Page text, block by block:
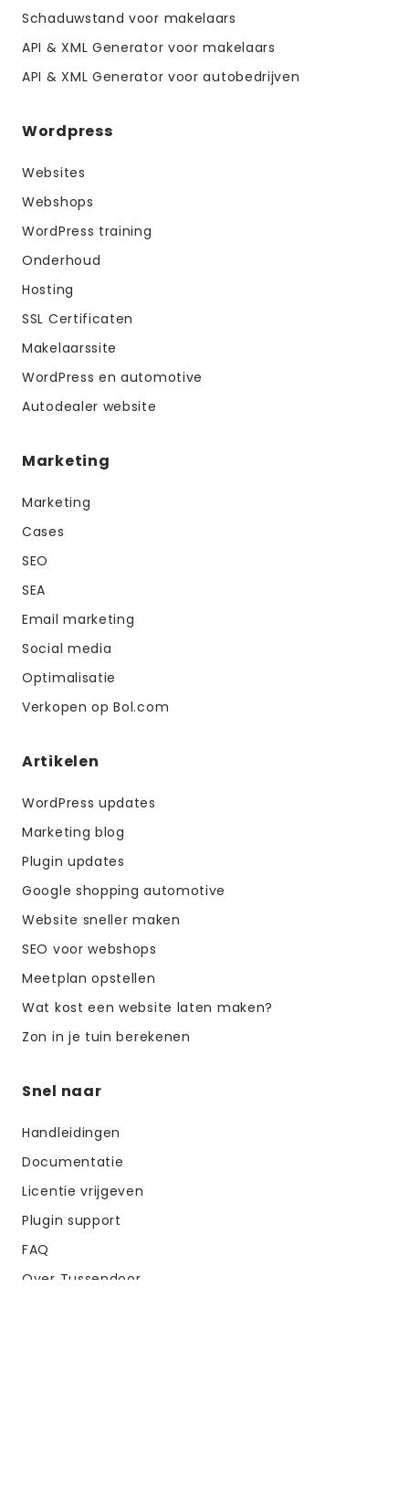
Schaduwstand voor makelaars
API & XML Generator voor makelaars
API & XML Generator voor autobedrijven
Wordpress
Websites
Webshops
WordPress training
Onderhoud
Hosting
SSL Certificaten
Makelaarssite
WordPress en automotive
Autodealer website
Marketing
Marketing
Cases
SEO
SEA
Email marketing
Social media
Optimalisatie
Verkopen op Bol.com
Artikelen
WordPress updates
Marketing blog
Plugin updates
Google shopping automotive
Website sneller maken
SEO voor webshops
Meetplan opstellen
Wat kost een website laten maken?
Zon in je tuin berekenen
Snel naar
Handleidingen
Documentatie
Licentie vrijgeven
Plugin support
FAQ
Over Tussendoor